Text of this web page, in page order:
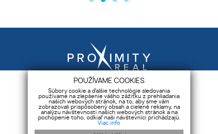
INFORMÁCIE
ÚVOD
KONTAKT
POUŽÍVAME COOKIES
Súbory cookie a ďalšie technológie sledovania
používame na zlepšenie vášho zážitku z prehliadania
našich webových stránok, na to, aby sme vám
zobrazovali prispôsobený obsah a cielené reklamy, na
analýzu návštevnosti našich webových stránok a na
pochopenie toho, odkiaľ naši návštevníci prichádzajú.
Viac info